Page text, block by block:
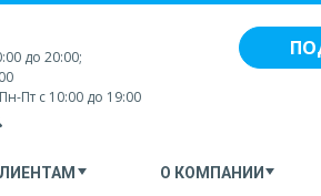
до 20:00;
Пт с 10:00 до 19:00
О КОМПАНИИ